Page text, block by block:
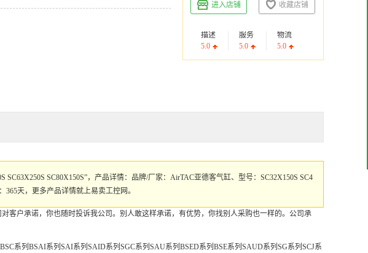
进入店铺 收藏店铺
描述
5.0
服务
5.0
物流
5.0
SC80X150S”，产品详情：品牌/厂家：AirTAC亚德客气缸、型号：SC32X150S SC4
365天，更多产品详情就上易卖工控网。
客户承诺，你也随时投诉我公司。别人敢这样承诺，有优势，你找别人采购也一样的。公司承
系列BSAI系列SAI系列SAID系列SGC系列SAU系列BSED系列BSE系列SAUD系列SG系列SCJ系